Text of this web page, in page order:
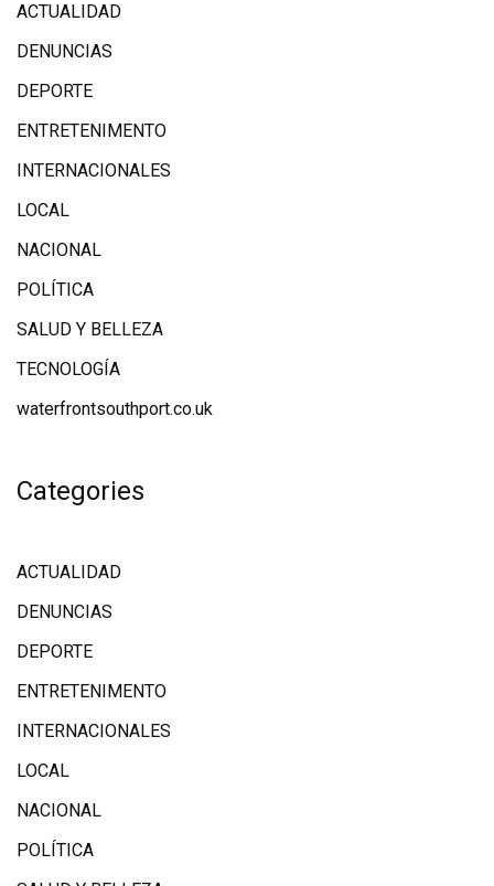
ACTUALIDAD
DENUNCIAS
DEPORTE
ENTRETENIMENTO
INTERNACIONALES
LOCAL
NACIONAL
POLÍTICA
SALUD Y BELLEZA
TECNOLOGÍA
waterfrontsouthport.co.uk
Categories
ACTUALIDAD
DENUNCIAS
DEPORTE
ENTRETENIMENTO
INTERNACIONALES
LOCAL
NACIONAL
POLÍTICA